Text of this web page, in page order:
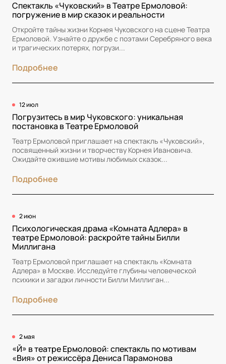
Спектакль «Чуковский» в Театре Ермоловой:
погружение в мир сказок и реальности
Откройте тайны жизни Корнея Чуковского на сцене Театра
Ермоловой. Узнайте о дружбе с поэтами Серебряного века
и трагических потерях, погрузи...
Подробнее
12 июл
Погрузитесь в мир Чуковского: уникальная
постановка в Театре Ермоловой
Театр Ермоловой приглашает на спектакль «Чуковский»,
посвященный жизни и творчеству Корнея Ивановича.
Ожидайте ожившие мотивы любимых сказок...
Подробнее
2 июн
Психологическая драма «Комната Адлера» в
театре Ермоловой: раскройте тайны Билли
Миллигана
Театр Ермоловой приглашает на спектакль «Комната
Адлера» в Москве. Исследуйте глубины человеческой
психики и загадки личности Билли Миллиган...
Подробнее
2 мая
«Й» в театре Ермоловой: спектакль по мотивам
«Вия» от режиссёра Дениса Парамонова